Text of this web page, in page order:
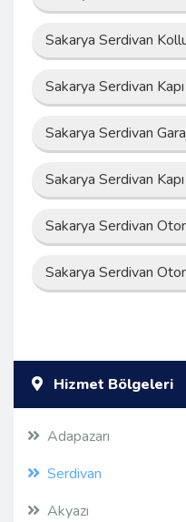
Sakarya Serdivan
Sakarya Serdivan
Sakarya Serdivan
Sakarya Serdivan
Sakarya Serdivan
Sakarya Serdivan
Hizmet Bölgeleri
Adapazarı
Serdivan
Akyazı